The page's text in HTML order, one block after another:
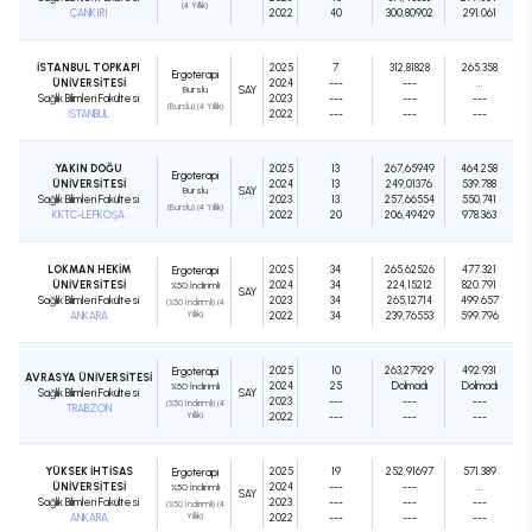
ÇANKIRI
(4 Yıllık)
2022
40
300,80902
291.061
İSTANBUL TOPKAPI
ÜNİVERSİTESİ
Sağlık Bilimleri Fakültesi
İSTANBUL
Ergoterapi
Burslu
(Burslu) (4 Yıllık)
SAY
2025
2024
2023
2022
7
---
---
---
312,81828
---
---
---
265.358
---
---
YAKIN DOĞU
ÜNİVERSİTESİ
Sağlık Bilimleri Fakültesi
KKTC-LEFKOŞA
Ergoterapi
Burslu
(Burslu) (4 Yıllık)
SAY
2025
2024
2023
2022
13
13
13
20
267,65949
249,01376
257,66554
206,49429
464.258
539.788
550.741
978.363
LOKMAN HEKİM
ÜNİVERSİTESİ
Sağlık Bilimleri Fakültesi
ANKARA
Ergoterapi
%50 İndirimli
(%50 İndirimli) (4
Yıllık)
SAY
2025
2024
2023
2022
34
34
34
34
265,62526
224,15212
265,12714
239,76553
477.321
820.791
499.657
599.796
AVRASYA ÜNİVERSİTESİ
Sağlık Bilimleri Fakültesi
TRABZON
Ergoterapi
%50 İndirimli
(%50 İndirimli) (4
Yıllık)
SAY
2025
2024
2023
2022
10
25
---
---
263,27929
Dolmadı
---
---
492.931
Dolmadı
---
---
YÜKSEK İHTİSAS
ÜNİVERSİTESİ
Sağlık Bilimleri Fakültesi
ANKARA
Ergoterapi
%50 İndirimli
(%50 İndirimli) (4
Yıllık)
SAY
2025
2024
2023
2022
19
---
---
---
252,91697
---
---
---
571.389
---
---